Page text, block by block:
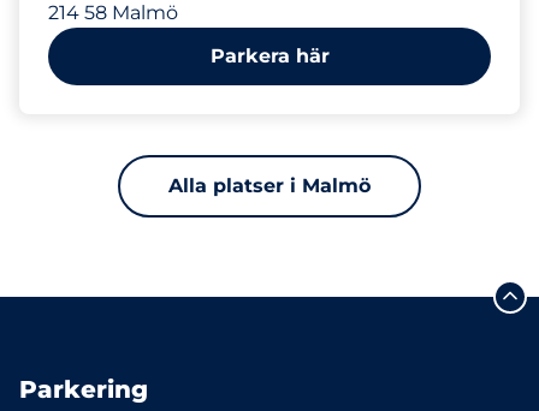
214 58 Malmö
Parkera här
Alla platser i Malmö
Parkering